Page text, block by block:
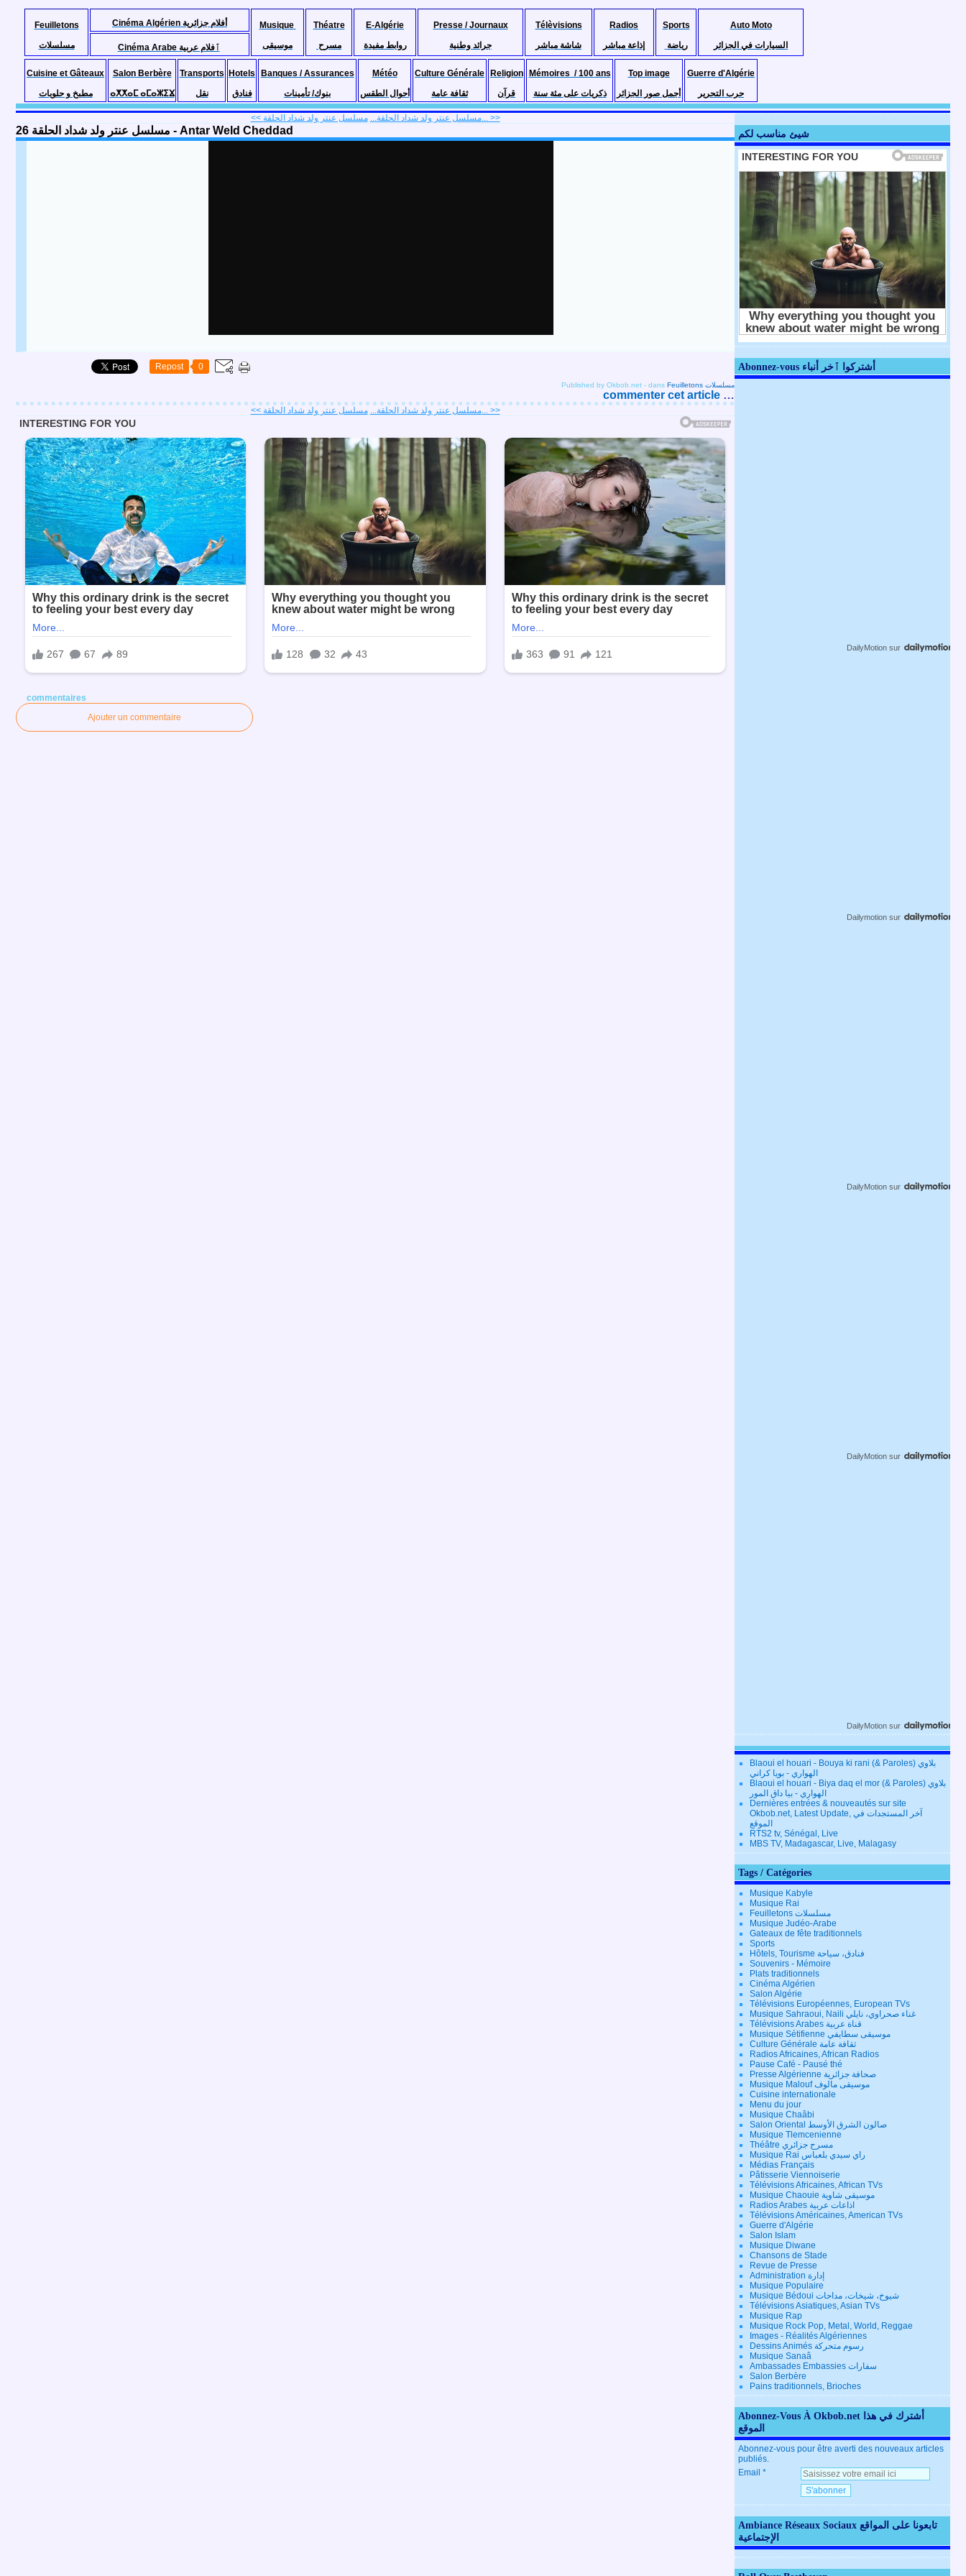
Feuilletons
مسلسلات
Cinéma Algérien أفلام جزائرية
Musique
موسيقى
Théatre
مسرح
E-Algérie
روابط مفيدة
Presse / Journaux
جرائد وطنية
Télèvisions
شاشة مباشر
Radios
إذاعة مباشر
Sports
رياضة
Auto Moto
السيارات في الجزائر
Cinéma Arabe ٱفلام عربية
Cuisine et Gâteaux
مطبخ و حلويات
Salon Berbère
ⴰⵅⵅⴰⵎ ⴰⵎⴰⵣⵉⴴ
Transports
نقل
Hotels
فنادق
Banques / Assurances
بنوك/ تأمينات
Météo
أحوال الطقس
Culture Générale
ثقافة عامة
Religion
قرآن
Mémoires / 100 ans
ذكريات على مئة سنة
Top image
أجمل صور الجزائر
Guerre d'Algérie
حرب التحرير
<< مسلسل عنتر ولد شداد الحلقة...مسلسل عنتر ولد شداد الحلقة... >>
مسلسل عنتر ولد شداد الحلقة 26 - Antar Weld Cheddad
Repost 0
Published by Okbob.net - dans Feuilletons مسلسلات
commenter cet article …
<< مسلسل عنتر ولد شداد الحلقة...مسلسل عنتر ولد شداد الحلقة... >>
commentaires
Ajouter un commentaire
شيئ مناسب لكم
Abonnez-vous أشتركوا ٱخر أنباء
DailyMotion sur
Dailymotion sur
DailyMotion sur
DailyMotion sur
DailyMotion sur
Blaoui el houari - Bouya ki rani (& Paroles) بلاوي
الهواري - بويا كراني
Blaoui el houari - Biya daq el mor (& Paroles) بلاوي
الهواري - بيا داق المور
Dernières entrées & nouveautés sur site
Okbob.net, Latest Update, آخر المستجدات في
الموقع
RTS2 tv, Sénégal, Live
MBS TV, Madagascar, Live, Malagasy
Tags / Catégories
Musique Kabyle
Musique Rai
Feuilletons مسلسلات
Musique Judéo-Arabe
Gateaux de fête traditionnels
Sports
Hôtels, Tourisme فنادق، سياحة
Souvenirs - Mémoire
Plats traditionnels
Cinéma Algérien
Salon Algérie
Télévisions Européennes, European TVs
Musique Sahraoui, Naili غناء صحراوي، نايلي
Télévisions Arabes قناة عربية
Musique Sétifienne موسيقى سطايفي
Culture Générale ثقافة عامة
Radios Africaines, African Radios
Pause Café - Pausé thé
Presse Algérienne صحافة جزائرية
Musique Malouf موسيقى مالوف
Cuisine internationale
Menu du jour
Musique Chaâbi
Salon Oriental صالون الشرق الأوسط
Musique Tlemcenienne
Théâtre مسرح جزائري
Musique Rai راي سيدي بلعباس
Médias Français
Pâtisserie Viennoiserie
Télévisions Africaines, African TVs
Musique Chaouie موسيقى شاوية
Radios Arabes اذاعات عربية
Télévisions Américaines, American TVs
Guerre d'Algérie
Salon Islam
Musique Diwane
Chansons de Stade
Revue de Presse
Administration إدارة
Musique Populaire
Musique Bédoui شيوخ، شيخات، مداحات
Télévisions Asiatiques, Asian TVs
Musique Rap
Musique Rock Pop, Metal, World, Reggae
Images - Réalités Algériennes
Dessins Animés رسوم متحركة
Musique Sanaâ
Ambassades Embassies سفارات
Salon Berbère
Pains traditionnels, Brioches
Abonnez-Vous À Okbob.net أشترك في هذا
الموقع
Abonnez-vous pour être averti des nouveaux articles
publiés.
Email
Ambiance Réseaux Sociaux تابعونا على المواقع
الإجتماعية